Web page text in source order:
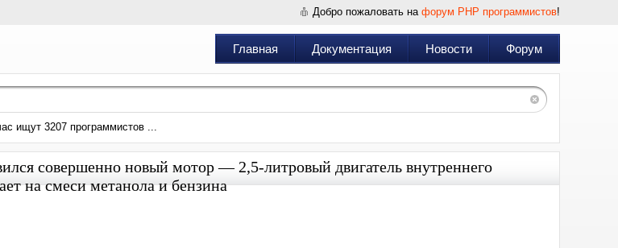
Добро пожаловать на форум PHP программистов!
Главная Документация Новости Форум
ищут 3207 программистов ...
совершенно новый мотор — 2,5-литровый двигатель внутреннего
на смеси метанола и бензина